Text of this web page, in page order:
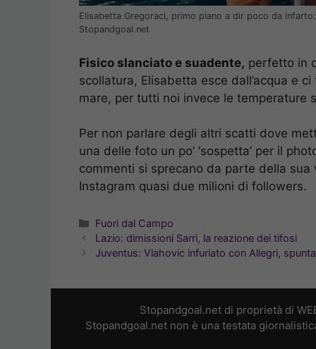
Elisabetta Gregoraci, primo piano a dir poco da
Stopandgoal.net
Fisico slanciato e suadente, perfetto in
scollatura, Elisabetta esce dall’acqua e
mare, per tutti noi invece le temperature
Per non parlare degli altri scatti dove
una delle foto un po’ ‘sospetta’ per il
commenti si sprecano da parte della
Instagram quasi due milioni di followers.
Categorie
Fuori dal Campo
Lazio: dimissioni Sarri, la reazione dei tifosi
Juventus: Vlahovic infuriato con Allegri,
Stopandgoal.net di proprietà di
Stopandgoal.net non è una testata